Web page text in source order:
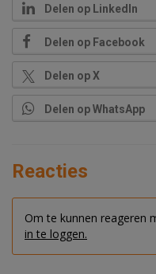
Delen op LinkedIn
Delen op Facebook
Delen op X
Delen op WhatsApp
Reacties
Om te kunnen reageren
in te loggen.